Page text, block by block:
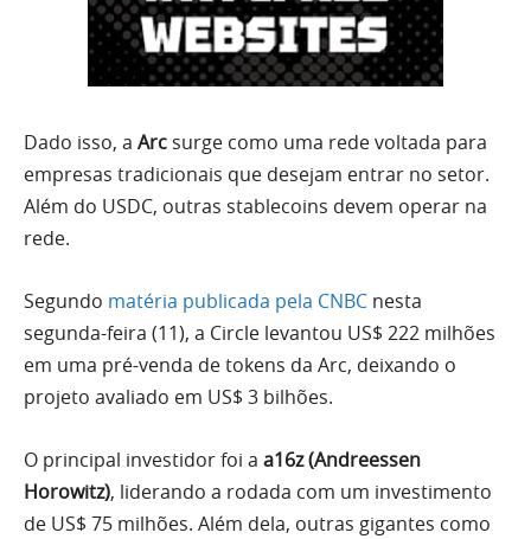
Dado isso, a Arc surge como uma rede voltada para
empresas tradicionais que desejam entrar no setor.
Além do USDC, outras stablecoins devem operar na
rede.
Segundo matéria publicada pela CNBC nesta
segunda-feira (11), a Circle levantou US$ 222 milhões
em uma pré-venda de tokens da Arc, deixando o
projeto avaliado em US$ 3 bilhões.
O principal investidor foi a a16z (Andreessen
Horowitz), liderando a rodada com um investimento
de US$ 75 milhões. Além dela, outras gigantes como